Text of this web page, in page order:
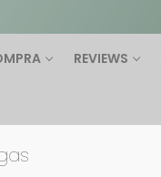
REVIEWS